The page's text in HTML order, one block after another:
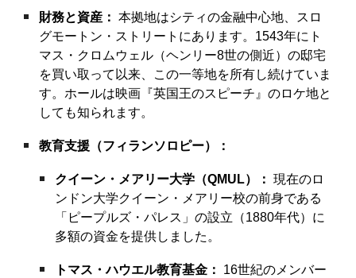
財務と資産： 本拠地はシティの金融中心地、スロ
グモートン・ストリートにあります。1543年にト
マス・クロムウェル（ヘンリー8世の側近）の邸宅
を買い取って以来、この一等地を所有し続けていま
す。ホールは映画『英国王のスピーチ』のロケ地と
しても知られます。
教育支援（フィランソロピー）：
クイーン・メアリー大学（QMUL）： 現在のロ
ンドン大学クイーン・メアリー校の前身である
「ピープルズ・パレス」の設立（1880年代）に
多額の資金を提供しました。
トマス・ハウエル教育基金：
16世紀のメンバー